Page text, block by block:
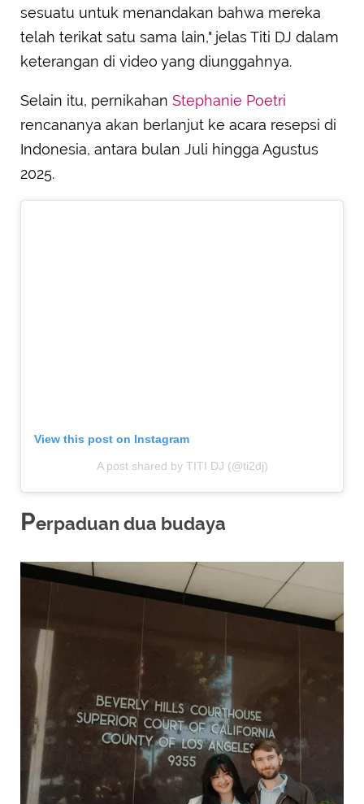
sesuatu untuk menandakan bahwa mereka
telah terikat satu sama lain," jelas Titi DJ dalam
keterangan di video yang diunggahnya.
Selain itu, pernikahan Stephanie Poetri
rencananya akan berlanjut ke acara resepsi di
Indonesia, antara bulan Juli hingga Agustus
2025.
View this post on Instagram
A post shared by TITI DJ (@ti2dj)
Perpaduan dua budaya